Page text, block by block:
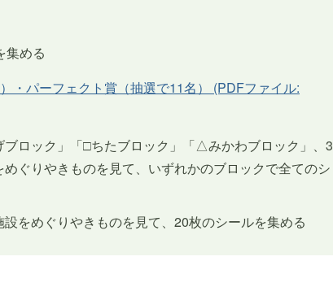
集める
・パーフェクト賞（抽選で11名） (PDFファイル:
ロック」「□ちたブロック」「△みかわブロック」、3
ぐりやきものを見て、いずれかのブロックで全てのシ
をめぐりやきものを見て、20枚のシールを集める